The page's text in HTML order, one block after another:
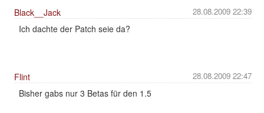
28.08.2009 22:39
Black__Jack
Ich dachte der Patch seie da?
28.08.2009 22:47
Flint
Bisher gabs nur 3 Betas für den 1.5